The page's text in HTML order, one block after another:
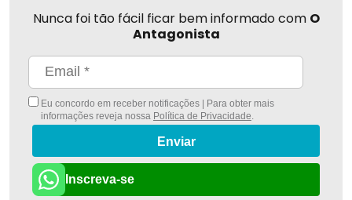
Nunca foi tão fácil ficar bem informado com O
Antagonista
Eu concordo em receber notificações | Para obter mais
informações reveja nossa Política de Privacidade
Enviar
Inscreva-se